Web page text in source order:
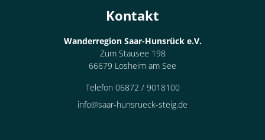
Kontakt
Wanderregion Saar-Hunsrück e.V.
Zum Stausee 198
66679 Losheim am See
Telefon 06872 / 9018100
info@saar-hunsrueck-steig.de